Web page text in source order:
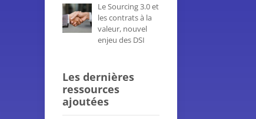
Le Sourcing 3.0 et
les contrats à la
valeur, nouvel
enjeu des DSI
Les dernières
ressources
ajoutées